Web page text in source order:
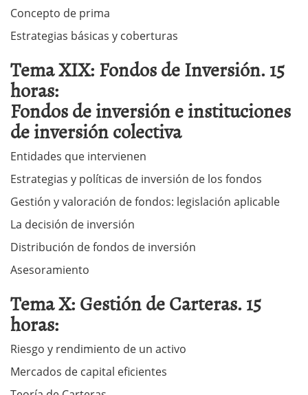
Concepto de prima
Estrategias básicas y coberturas
Tema XIX: Fondos de Inversión. 15
horas:
Fondos de inversión e instituciones
de inversión colectiva
Entidades que intervienen
Estrategias y políticas de inversión de los fondos
Gestión y valoración de fondos: legislación aplicable
La decisión de inversión
Distribución de fondos de inversión
Asesoramiento
Tema X: Gestión de Carteras. 15
horas:
Riesgo y rendimiento de un activo
Mercados de capital eficientes